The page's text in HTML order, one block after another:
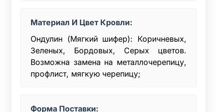
Материал И Цвет Кровли:
Ондулин (Мягкий шифер): Коричневых,
Зеленых, Бордовых, Серых цветов.
Возможна замена на металлочерепицу,
профлист, мягкую черепицу;
Форма Поставки: